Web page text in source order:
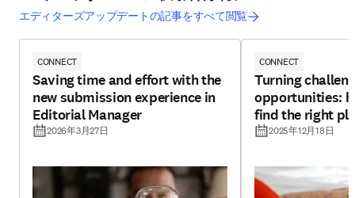
エディターズアップデートの記事をすべて閲覧
CONNECT
Saving time and effort with the
new submission experience in
Editorial Manager
2026年3月27日
CONNECT
Turning
opportunities:
find the right
2025年12月18日